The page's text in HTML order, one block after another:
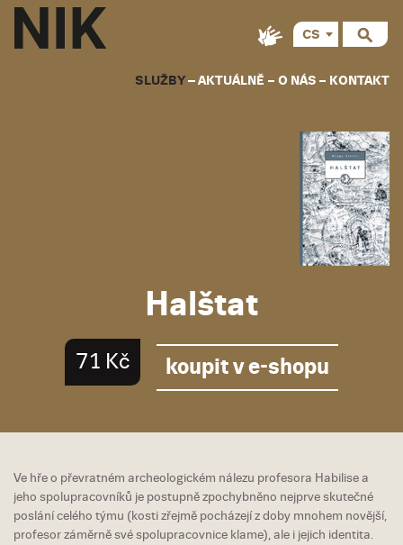
SLUŽBY AKTUÁLNĚ O NÁS KONTAKT
CS
Halštat
71 Kč koupit v e-shopu
Ve hře o převratném archeologickém nálezu profesora Habilise a
jeho spolupracovníků je postupně zpochybněno nejprve skutečné
poslání celého týmu (kosti zřejmě pocházejí z doby mnohem novější,
profesor záměrně své spolupracovnice klame), ale i jejich identita.